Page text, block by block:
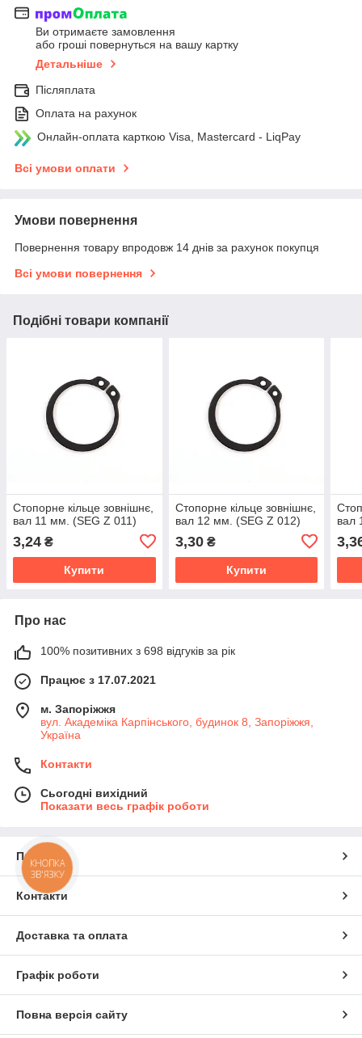
Ви отримаєте замовлення
або гроші повернуться на вашу картку
Детальніше
Післяплата
Оплата на рахунок
Онлайн-оплата карткою Visa, Mastercard - LiqPay
Всі умови оплати
Умови повернення
Повернення товару впродовж 14 днів за рахунок покупця
Всі умови повернення
Подібні товари компанії
Стопорне кільце зовнішнє,
вал 11 мм. (SEG Z 011)
3,24 ₴
Купити
Стопорне кільце зовнішнє,
вал 12 мм. (SEG Z 012)
3,30₴
Купити
вал
Про нас
100% позитивних з 698 відгуків за рік
Працює з 17.07.2021
м. Запоріжжя
вул. Академіка Карпінського, будинок 8, Запоріжжя,
Україна
Контакти
Сьогодні вихідний
Показати весь графік роботи
Про нас
Контакти
Доставка та оплата
Графік роботи
Повна версія сайту
КНОПКА
ЗВ'ЯЗКУ